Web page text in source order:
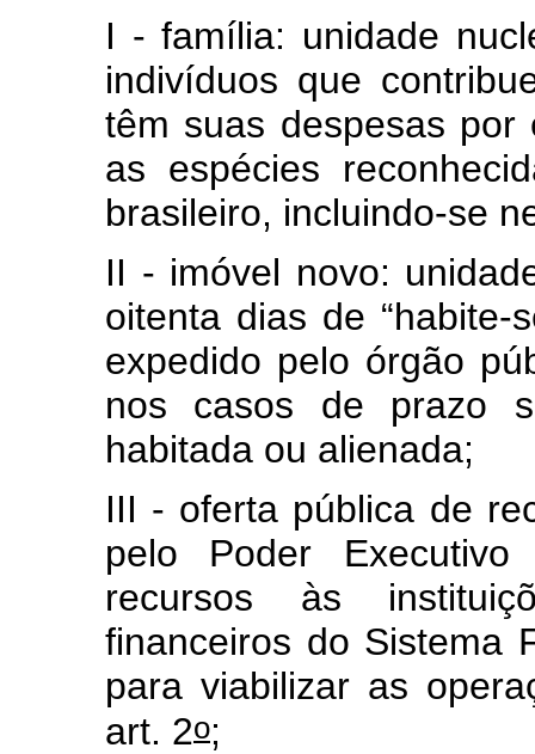
I - família: unidade
indivíduos que
têm suas despesas
as espécies
brasileiro, incluindo-se
II - imóvel novo:
oitenta dias de “habite-
expedido pelo órgão
nos casos de prazo
habitada ou alienada;
III - oferta pública de
pelo Poder
recursos às
financeiros do Sistema
para viabilizar as
art. 2o;